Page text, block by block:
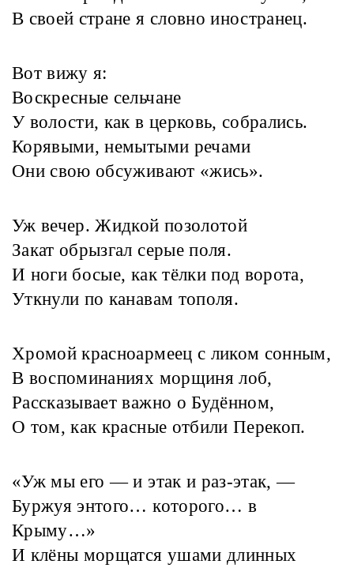
В своей стране я словно иностранец.
Вот вижу я:
Воскресные сельчане
У волости, как в церковь, собрались.
Корявыми, немытыми речами
Они свою обсуживают «жись».
Уж вечер. Жидкой позолотой
Закат обрызгал серые поля.
И ноги босые, как тёлки под ворота,
Уткнули по канавам тополя.
Хромой красноармеец с ликом сонным,
В воспоминаниях морщиня лоб,
Рассказывает важно о Будённом,
О том, как красные отбили Перекоп.
«Уж мы его — и этак и раз-этак, —
Буржуя энтого… которого… в
Крыму…»
И клёны морщатся ушами длинных